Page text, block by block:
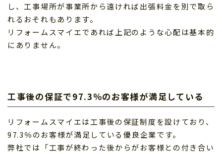
し、工事場所が事業所から遠ければ出張料金を別で取ら
れるおそれもあります。
リフォームスマイエであれば上記のような心配は基本的
にありません。
工事後の保証で97.3％のお客様が満足している
リフォームスマイエは工事後の保証制度を設けており、
97.3％のお客様が満足している優良企業です。
弊社では「工事が終わった後からがお客様との付き合い